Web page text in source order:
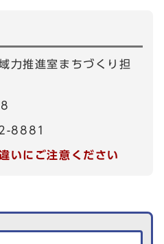
力推進室まちづくり担
8881
いにご注意ください